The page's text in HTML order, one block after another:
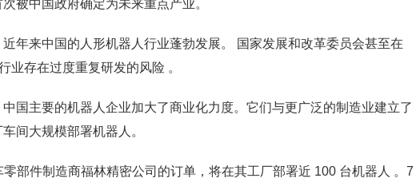
被中国政府确定为未来重点产业。
年来中国的人形机器人行业蓬勃发展。 国家发展和改革委员会甚至在
业存在过度重复研发的风险 。
国主要的机器人企业加大了商业化力度。它们与更广泛的制造业建立了
间大规模部署机器人。
部件制造商福林精密公司的订单，将在其工厂部署近 100 台机器人 。7